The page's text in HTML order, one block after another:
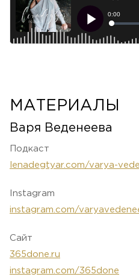
МАТЕРИАЛЫ
Варя Веденеева
Подкаст
lenadegtyar.com/varya-
Instagram
instagram.com/
Сайт
365done.ru
instagram.com/365done